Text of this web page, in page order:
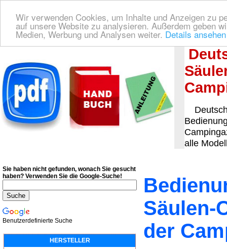
Wir verwenden Cookies, um Inhalte und Anzeigen zu
auf unsere Website zu analysieren. Außerdem geben
Medien, Werbung und Analysen weiter. Details ansehen
Deutsche Bedienungsanleitung Downloaden| Wir finden für Sie das deutsches
alle
Säulen-
der
Sie haben nicht gefunden, wonach Sie gesucht
haben? Verwenden Sie die Google-Suche!
Benutzerdefinierte Suche
HERSTELLER